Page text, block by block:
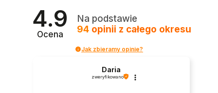
4.9
Ocena
Na podstawie
94 opinii z całego okresu
Jak zbieramy opinie?
Daria
zweryfikowano